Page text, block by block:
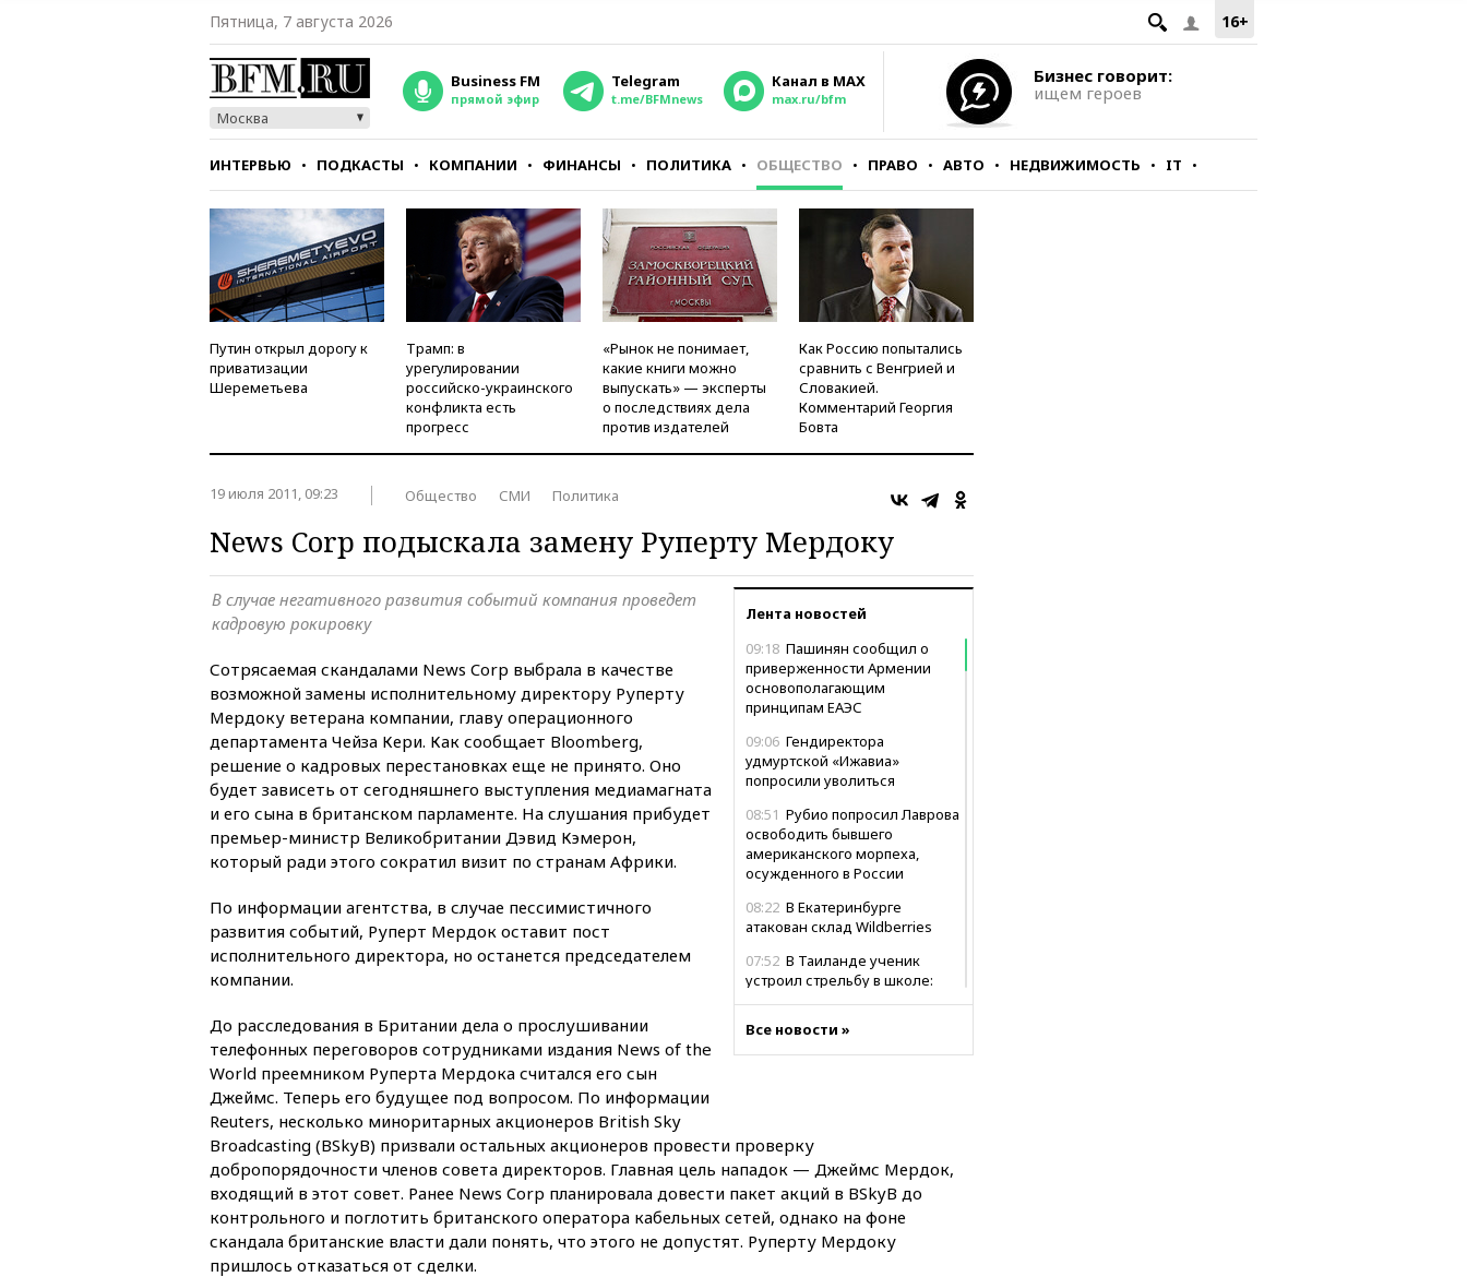
16+
Пятница, 7 августа 2026
Москва
Business FM
прямой эфир
Telegram
t.me/BFMnews
Канал в MAX
max.ru/bfm
Бизнес говорит:
ищем героев
ИНТЕРВЬЮ ПОДКАСТЫ КОМПАНИИ ФИНАНСЫ ПОЛИТИКА ОБЩЕСТВО ПРАВО АВТО НЕДВИЖИМОСТЬ IT
СТИЛЬ ТЕСТЫ
Путин открыл дорогу к
приватизации
Шереметьева
Трамп: в
урегулировании
российско-украинского
конфликта есть
прогресс
«Рынок не понимает,
какие книги можно
выпускать» — эксперты
о последствиях дела
против издателей
Как Россию попытались
сравнить с Венгрией и
Словакией.
Комментарий Георгия
Бовта
19 июля 2011, 09:23 Общество СМИ Политика
News Corp подыскала замену Руперту Мердоку
Лента новостей
09:18 Пашинян сообщил о
приверженности Армении
основополагающим
принципам ЕАЭС
09:06 Гендиректора
удмуртской «Ижавиа»
попросили уволиться
08:51 Рубио попросил Лаврова
освободить бывшего
американского морпеха,
осужденного в России
08:22 В Екатеринбурге
атакован склад Wildberries
07:52 В Таиланде ученик
устроил стрельбу в школе:
07:00 Лесной пожар в 30
километрах от Ванкувера
вреде психическому
здоровью детей
05:51 Трамп подписал указ
против «родильного туризма»
в США
Все новости »
В случае негативного развития событий компания проведет
кадровую рокировку
Сотрясаемая скандалами News Corp выбрала в качестве
возможной замены исполнительному директору Руперту
Мердоку ветерана компании, главу операционного
департамента Чейза Кери. Как сообщает Bloomberg,
решение о кадровых перестановках еще не принято. Оно
будет зависеть от сегодняшнего выступления медиамагната
и его сына в британском парламенте. На слушания прибудет
премьер-министр Великобритании Дэвид Кэмерон,
который ради этого сократил визит по странам Африки.
По информации агентства, в случае пессимистичного
развития событий, Руперт Мердок оставит пост
исполнительного директора, но останется председателем
компании.
До расследования в Британии дела о прослушивании
телефонных переговоров сотрудниками издания News of the
World преемником Руперта Мердока считался его сын
Джеймс. Теперь его будущее под вопросом. По информации
Reuters, несколько миноритарных акционеров British Sky
Broadcasting (BSkyB) призвали остальных акционеров провести проверку
добропорядочности членов совета директоров. Главная цель нападок — Джеймс Мердок,
входящий в этот совет. Ранее News Corp планировала довести пакет акций в BSkyB до
контрольного и поглотить британского оператора кабельных сетей, однако на фоне
скандала британские власти дали понять, что этого не допустят. Руперту Мердоку
пришлось отказаться от сделки.